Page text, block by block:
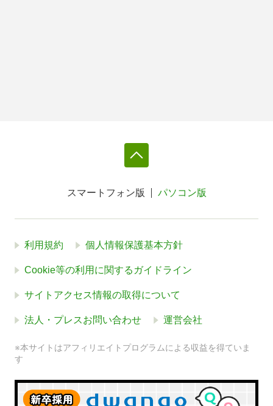
スマートフォン版 パソコン版
利用規約 個人情報保護基本方針
Cookie等の利用に関するガイドライン
サイトアクセス情報の取得について
法人・プレスお問い合わせ 運営会社
※本サイトはアフィリエイトプログラムによる収益を得ていま
す